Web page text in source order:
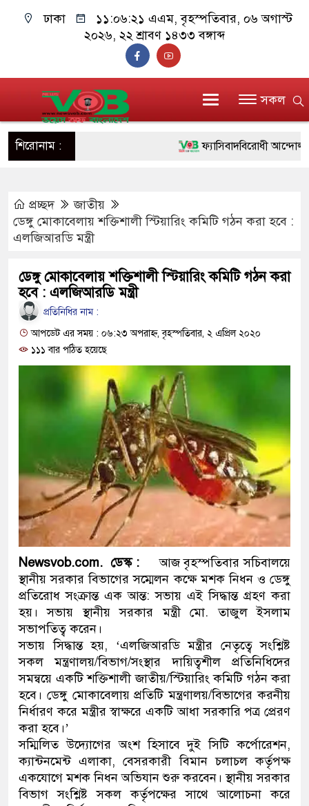
ঢাকা ১১:০৬:২১ এএম, বৃহস্পতিবার, ০৬ অগাস্ট
২০২৬, ২২ শ্রাবণ ১৪৩৩ বঙ্গাব্দ
সকল
শিরোনাম : ফ্যাসিবাদবিরোধী আন্দোলনে
মাদক কারবারি গ্রেফতার
২৮ লাখ টাকার জাল নোটসহ
থানা পুলিশ
যেকোনো সময় বেনজীরের
নেতৃত্ব ও গণতন্ত্রের মূর্তমান
যে ভাবে ডেভিড ইমনের
‘আজহার খান’
অবৈধ বিদেশি পিস্তল,
জড়িত কিশোর গ্যাংয়ের চার শিশু
ডাকাতির প্রস্তুতিকালে
থানা পুলিশ
প্রচ্ছদ
জাতীয়
ডেঙ্গু মোকাবেলায় শক্তিশালী স্টিয়ারিং কমিটি গঠন করা হবে :
এলজিআরডি মন্ত্রী
ডেঙ্গু মোকাবেলায় শক্তিশালী স্টিয়ারিং কমিটি গঠন করা
হবে : এলজিআরডি মন্ত্রী
প্রতিনিধির নাম :
আপডেট এর সময় : ০৬:২৩ অপরাহ্ন, বৃহস্পতিবার, ২ এপ্রিল ২০২০
১১১ বার পঠিত হয়েছে
Newsvob.com. ডেস্ক :
আজ বৃহস্পতিবার সচিবালয়ে
স্থানীয় সরকার বিভাগের সম্মেলন কক্ষে মশক নিধন ও ডেঙ্গু
প্রতিরোধ সংক্রান্ত এক আন্ত: সভায় এই সিদ্ধান্ত গ্রহণ করা
হয়। সভায় স্থানীয় সরকার মন্ত্রী মো. তাজুল ইসলাম
সভাপতিত্ব করেন।
সভায় সিদ্ধান্ত হয়, ‘এলজিআরডি মন্ত্রীর নেতৃত্বে সংশ্লিষ্ট
সকল মন্ত্রণালয়/বিভাগ/সংস্থার দায়িত্বশীল প্রতিনিধিদের
সমন্বয়ে একটি শক্তিশালী জাতীয়/স্টিয়ারিং কমিটি গঠন করা
হবে। ডেঙ্গু মোকাবেলায় প্রতিটি মন্ত্রণালয়/বিভাগের করনীয়
নির্ধারণ করে মন্ত্রীর স্বাক্ষরে একটি আধা সরকারি পত্র প্রেরণ
করা হবে।’
সম্মিলিত উদ্যোগের অংশ হিসাবে দুই সিটি কর্পোরেশন,
ক্যান্টনমেন্ট এলাকা, বেসরকারী বিমান চলাচল কর্তৃপক্ষ
একযোগে মশক নিধন অভিযান শুরু করবেন। স্থানীয় সরকার
বিভাগ সংশ্লিষ্ট সকল কর্তৃপক্ষের সাথে আলোচনা করে